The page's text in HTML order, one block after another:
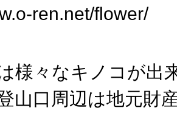
ren.net/flower/
様々なキノコが出
山口周辺は地元財